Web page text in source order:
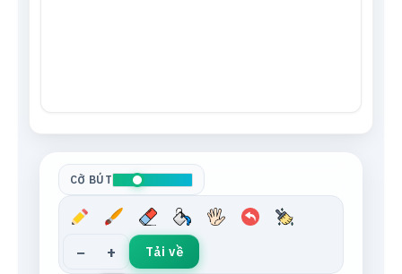
CỠ BÚT
− + Tải về